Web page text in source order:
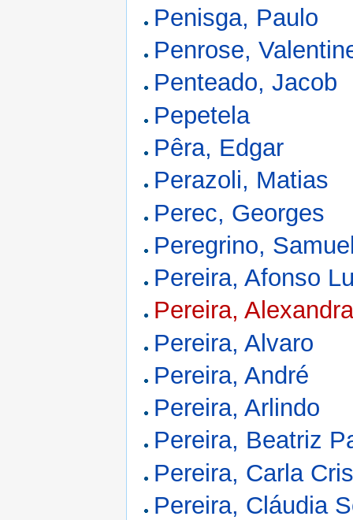
Penisga, Paulo
Penrose,
Penteado, Jacob
Pepetela
Pêra, Edgar
Perazoli, Matias
Perec, Georges
Peregrino,
Pereira, Afonso
Pereira,
Pereira, Alvaro
Pereira, André
Pereira, Arlindo
Pereira, Beatriz
Pereira, Carla
Pereira, Cláudia